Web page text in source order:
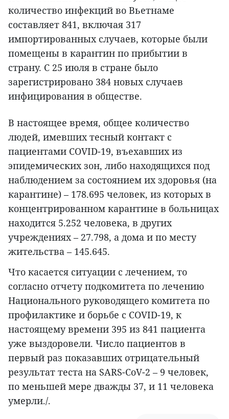
количество инфекций во Вьетнаме
составляет 841, включая 317
импортированных случаев, которые были
помещены в карантин по прибытии в
страну. С 25 июля в стране было
зарегистрировано 384 новых случаев
инфицирования в обществе.
В настоящее время, общее количество
людей, имевших тесный контакт с
пациентами COVID-19, въехавших из
эпидемических зон, либо находящихся под
наблюдением за состоянием их здоровья (на
карантине) – 178.695 человек, из которых в
концентрированном карантине в больницах
находится 5.252 человека, в других
учреждениях – 27.798, а дома и по месту
жительства – 145.645.
Что касается ситуации с лечением, то
согласно отчету подкомитета по лечению
Национального руководящего комитета по
профилактике и борьбе с COVID-19, к
настоящему времени 395 из 841 пациента
уже выздоровели. Число пациентов в
первый раз показавших отрицательный
результат теста на SARS-CoV-2 – 9 человек,
по меньшей мере дважды 37, и 11 человека
умерли./.